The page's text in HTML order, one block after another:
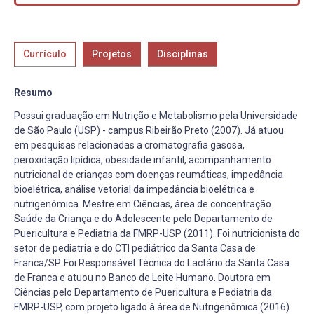
Currículo Projetos Disciplinas
Resumo
Possui graduação em Nutrição e Metabolismo pela Universidade
de São Paulo (USP) - campus Ribeirão Preto (2007). Já atuou
em pesquisas relacionadas a cromatografia gasosa,
peroxidação lipídica, obesidade infantil, acompanhamento
nutricional de crianças com doenças reumáticas, impedância
bioelétrica, análise vetorial da impedância bioelétrica e
nutrigenômica. Mestre em Ciências, área de concentração
Saúde da Criança e do Adolescente pelo Departamento de
Puericultura e Pediatria da FMRP-USP (2011). Foi nutricionista do
setor de pediatria e do CTI pediátrico da Santa Casa de
Franca/SP. Foi Responsável Técnica do Lactário da Santa Casa
de Franca e atuou no Banco de Leite Humano. Doutora em
Ciências pelo Departamento de Puericultura e Pediatria da
FMRP-USP, com projeto ligado à área de Nutrigenômica (2016).